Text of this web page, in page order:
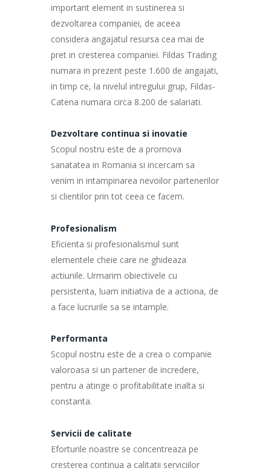
important element in sustinerea si
dezvoltarea companiei, de aceea
considera angajatul resursa cea mai de
pret in cresterea companiei. Fildas Trading
numara in prezent peste 1.600 de angajati,
in timp ce, la nivelul intregului grup, Fildas-
Catena numara circa 8.200 de salariati.
Dezvoltare continua si inovatie
Scopul nostru este de a promova
sanatatea in Romania si incercam sa
venim in intampinarea nevoilor partenerilor
si clientilor prin tot ceea ce facem.
Profesionalism
Eficienta si profesionalismul sunt
elementele cheie care ne ghideaza
actiunile. Urmarim obiectivele cu
persistenta, luam initiativa de a actiona, de
a face lucrurile sa se intample.
Performanta
Scopul nostru este de a crea o companie
valoroasa si un partener de incredere,
pentru a atinge o profitabilitate inalta si
constanta.
Servicii de calitate
Eforturile noastre se concentreaza pe
cresterea continua a calitatii serviciilor